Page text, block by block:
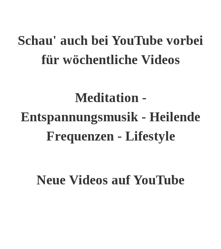
Schau' auch bei YouTube vorbei
für wöchentliche Videos
Meditation -
Entspannungsmusik - Heilende
Frequenzen - Lifestyle
Neue Videos auf YouTube